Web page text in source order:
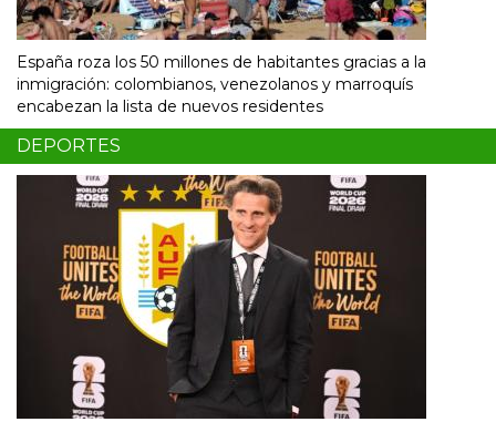
España roza los 50 millones de habitantes gracias a la
inmigración: colombianos, venezolanos y marroquís
encabezan la lista de nuevos residentes
DEPORTES